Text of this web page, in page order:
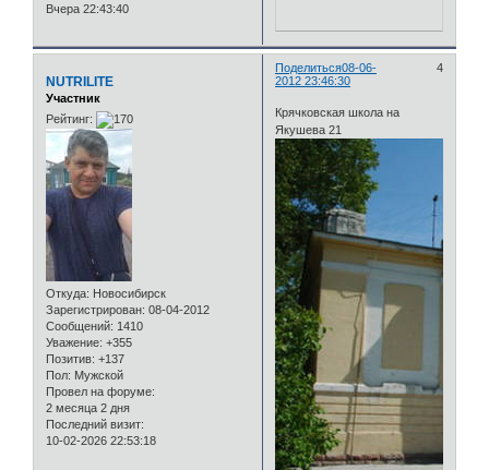
Вчера 22:43:40
Поделиться 4
08-06-
2012 23:46:30
NUTRILITE
Участник
Рейтинг:
Откуда: Новосибирск
Зарегистрирован: 08-04-2012
Сообщений: 1410
Уважение: +355
Позитив: +137
Пол: Мужской
Провел на форуме:
2 месяца 2 дня
Последний визит:
10-02-2026 22:53:18
Крячковская школа на
Якушева 21